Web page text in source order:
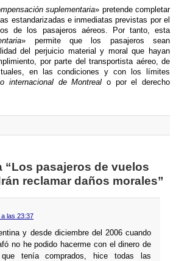
suplementaria» pretende completar
estandarizadas e inmediatas previstas por el
de los pasajeros aéreos. Por tanto, esta
» permite que los pasajeros sean
del perjuicio material y moral que hayan
por parte del transportista aéreo, de
en las condiciones y con los lí­mites
internacional de Montreal o por el derecho
“Los pasajeros de vuelos
reclamar daños morales”
las 23:37
y desde diciembre del 2006 cuando
no he podido hacerme con el dinero de
tení­a comprados, hice todas las